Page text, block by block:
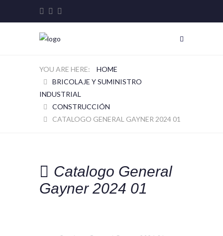
HOME
BRICOLAJE Y SUMINISTRO
INDUSTRIAL
CONSTRUCCIÓN
CATALOGO GENERAL GAYNER 2024 01
Catalogo General
Gayner 2024 01